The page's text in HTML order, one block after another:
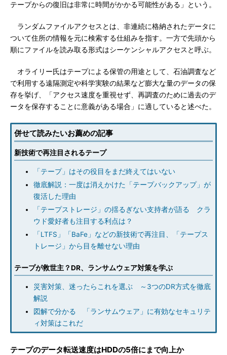
テープからの復旧は非常に時間がかかる可能性がある」という。
ランダムファイルアクセスとは、非連続に格納されたデータに
ついて住所の情報を元に検索する仕組みを指す。一方で先頭から
順にファイルを読み取る形式はシーケンシャルアクセスと呼ぶ。
オライリー氏はテープによる保管の用途として、石油調査など
で利用する遠隔測定や科学実験の結果など膨大な量のデータの保
存を挙げ、「アクセス速度を重視せず、再調査のために過去のデ
ータを保存することに意義がある場合」に適していると述べた。
併せて読みたいお薦めの記事
新技術で再注目されるテープ
「テープ」はその役目をまだ終えてはいない
徹底解説：一度は消えかけた「テープバックアップ」が
復活した理由
「テープストレージ」の揺るぎない支持者が語る クラ
ウド愛好者も注目する利点は？
「LTFS」「BaFe」などの新技術で再注目、「テープス
トレージ」から目を離せない理由
テープが救世主？DR、ランサムウェア対策を学ぶ
災害対策、迷ったらこれを選ぶ ～3つのDR方式を徹底
解説
図解で分かる 「ランサムウェア」に有効なセキュリテ
ィ対策はこれだ
テープのデータ転送速度はHDDの5倍にまで向上か